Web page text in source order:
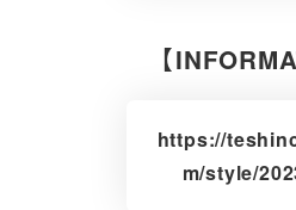
【
https://
m/style/